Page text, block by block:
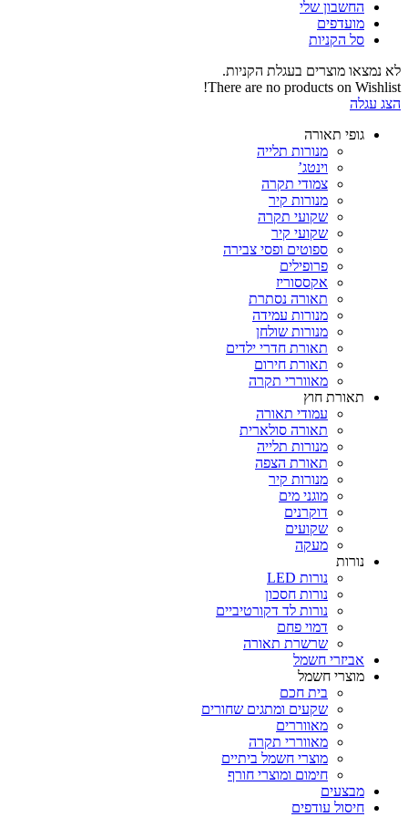
החשבון שלי‬
‫מועדפים‬‬
סל הקניות
לא נמצאו מוצרים בעגלת הקניות.
There are no products on Wishlist!
הצג עגלה
גופי תאורה
מנורות תלייה
וינטג’
צמודי תקרה
מנורות קיר
שקועי תקרה
שקועי קיר
ספוטים ופסי צבירה
פרופילים
אקססוריז
תאורה נסתרת
מנורות עמידה
מנורות שולחן
תאורת חדרי ילדים
תאורת חירום
מאווררי תקרה
תאורת חוץ
עמודי תאורה
תאורה סולארית
מנורות תלייה
תאורת הצפה
מנורות קיר
מוגני מים
דוקרנים
שקועים
מעקה
נורות
נורות LED
נורות חסכון
נורות לד דקורטיביים
דמוי פחם
שרשרת תאורה
אביזרי חשמל
מוצרי חשמל
בית חכם
שקעים ומתגים שחורים
מאווררים
מאווררי תקרה
מוצרי חשמל ביתיים
חימום ומוצרי חורף
מבצעים
חיסול עודפים